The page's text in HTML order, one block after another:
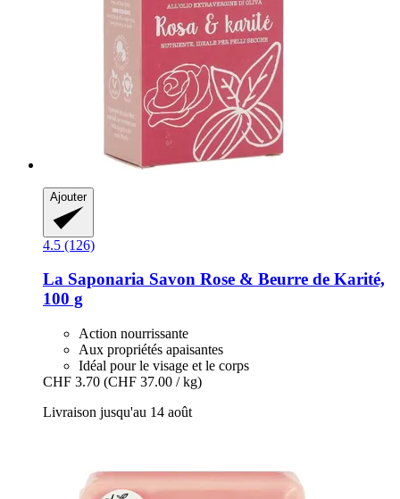
Ajouter
4.5 (126)
La Saponaria Savon Rose & Beurre de Karité,
100 g
Action nourrissante
Aux propriétés apaisantes
Idéal pour le visage et le corps
CHF 3.70 (CHF 37.00 / kg)
Livraison jusqu'au 14 août